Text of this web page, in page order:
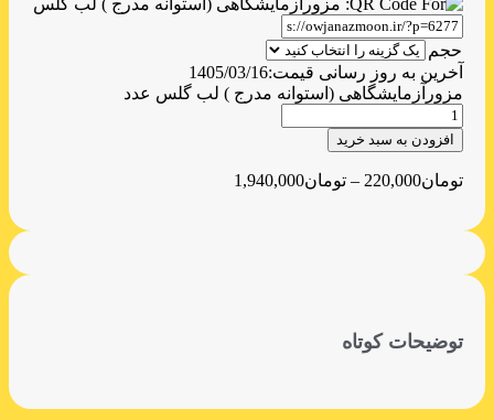
حجم
آخرین به روز رسانی قیمت:1405/03/16
مزورآزمایشگاهی (استوانه مدرج ) لب گلس عدد
افزودن به سبد خرید
تومان220,000
– تومان1,940,000
توضیحات کوتاه